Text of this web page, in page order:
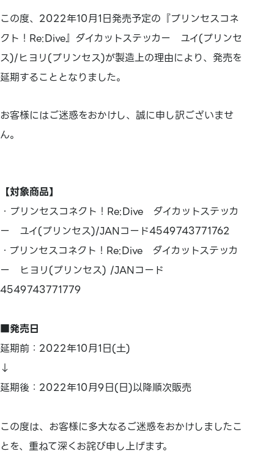
この度、2022年10月1日発売予定の『プリンセスコネ
クト！Re:Dive』ダイカットステッカー ユイ(プリンセ
ス)/ヒヨリ(プリンセス)が製造上の理由により、発売を
延期することとなりました。
お客様にはご迷惑をおかけし、誠に申し訳ございませ
ん。
【対象商品】
・プリンセスコネクト！Re:Dive ダイカットステッカ
ー ユイ(プリンセス)/JANコード4549743771762
・プリンセスコネクト！Re:Dive ダイカットステッカ
ー ヒヨリ(プリンセス) /JANコード
4549743771779
■発売日
延期前：2022年10月1日(土)
↓
延期後：2022年10月9日(日)以降順次販売
この度は、お客様に多大なるご迷惑をおかけしましたこ
とを、重ねて深くお詫び申し上げます。